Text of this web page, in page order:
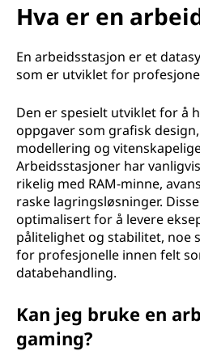
n
Hva er en
En arbeidsstasjon er et
som er utviklet for
Den er spesielt utviklet for å
oppgaver som grafisk
modellering og
Arbeidsstasjoner har
rikelig med RAM-minne,
raske lagringsløsninger.
optimalisert for å levere
pålitelighet og stabilitet, noe
for profesjonelle innen felt
databehandling.
Kan jeg bruke en
gaming?